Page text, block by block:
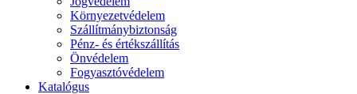
Környezetvédelem
Szállítmánybiztonság
Pénz- és értékszállítás
Önvédelem
Fogyasztóvédelem
Katalógus